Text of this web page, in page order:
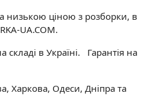
низькою ціною з розборки, в
UA.COM.
складі в Україні. Гарантія на
Харкова, Одеси, Дніпра та